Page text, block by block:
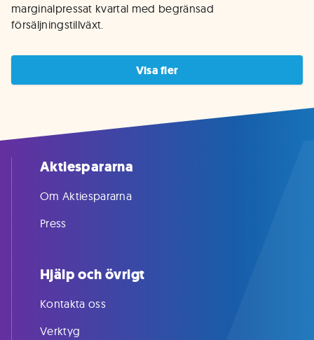
marginalpressat kvartal med begränsad
försäljningstillväxt.
Visa fler
Aktiespararna
Om Aktiespararna
Press
Hjälp och övrigt
Kontakta oss
Verktyg